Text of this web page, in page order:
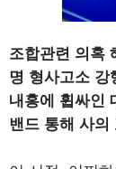
조합관련 의혹
명 형사고소 강
내홍에 휩싸인
밴드 통해 사의